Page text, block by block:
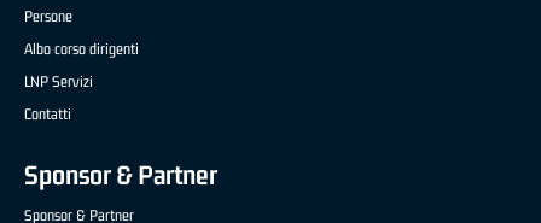
Persone
Albo corso dirigenti
LNP Servizi
Contatti
Sponsor & Partner
Sponsor & Partner